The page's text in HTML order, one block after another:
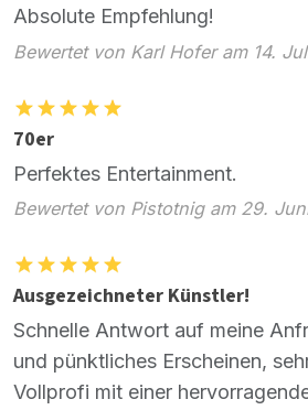
Absolute Empfehlung!
Bewertet von Karl Hofer am 14.
70er
Perfektes Entertainment.
Bewertet von Pistotnig am 29.
Ausgezeichneter Künstler!
Schnelle Antwort auf meine
und pünktliches Erscheinen,
Vollprofi mit einer